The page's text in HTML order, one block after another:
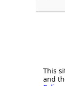
This
and